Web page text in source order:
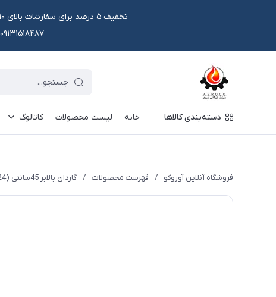
۰۹۱۳۱۵۱۸۴۸۷ یا در وتس اپ و ایتا قابل سفارش می باشند)
دسته‌بندی کالاها خانه لیست محصولات کاتالوگ
فروشگاه آنلاین آوروکو / فهرست محصولات / گاردان بالابر 45سانتی (24 62)\چهار شاخه پیکان